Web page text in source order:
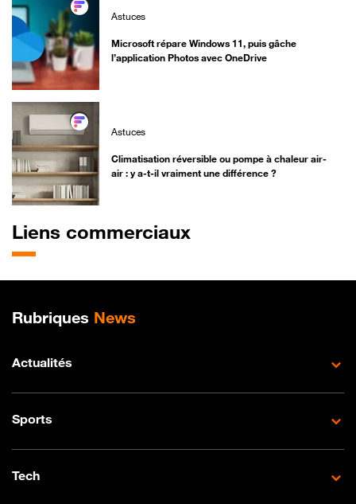
Astuces
Microsoft répare Windows 11, puis gâche
l’application Photos avec OneDrive
Astuces
Climatisation réversible ou pompe à chaleur air-
air : y a-t-il vraiment une différence ?
Liens commerciaux
Plan de site
Rubriques News
Actualités
Sports
Tech